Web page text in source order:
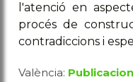
l'atenció en
procés de
contradiccions i
València: